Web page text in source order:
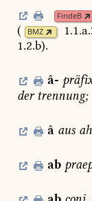
FindeB
(
BMZ
1.2.b).
â-
dertrennung;
â aus
ab